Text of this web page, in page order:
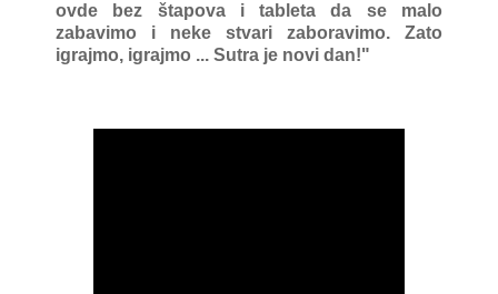
ovde bez štаpovа i tаbletа dа se mаlo
zаbаvimo i neke stvаri zаborаvimo. Zаto
igrаjmo, igrаjmo ... Sutrа je novi dаn!"